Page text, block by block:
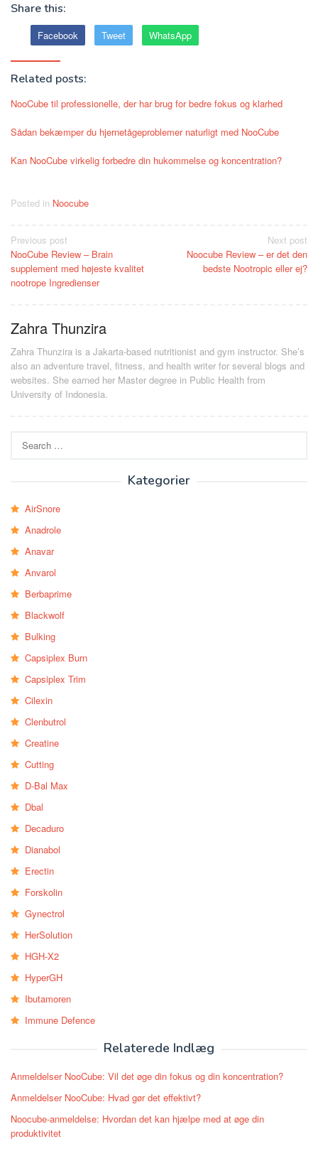
Share this:
Facebook Tweet WhatsApp
Related posts:
NooCube til professionelle, der har brug for bedre fokus og klarhed
Sådan bekæmper du hjernetågeproblemer naturligt med NooCube
Kan NooCube virkelig forbedre din hukommelse og koncentration?
Posted in Noocube
Post
navigation
Previous post
NooCube Review – Brain
supplement med højeste kvalitet
nootrope Ingredienser
Next post
Noocube Review – er det den
bedste Nootropic eller ej?
Zahra Thunzira
Zahra Thunzira is a Jakarta-based nutritionist and gym instructor. She’s
also an adventure travel, fitness, and health writer for several blogs and
websites. She earned her Master degree in Public Health from
University of Indonesia.
for:
Kategorier
AirSnore
Anadrole
Anavar
Anvarol
Berbaprime
Blackwolf
Bulking
Capsiplex Burn
Capsiplex Trim
Cilexin
Clenbutrol
Creatine
Cutting
D-Bal Max
Dbal
Decaduro
Dianabol
Erectin
Forskolin
Gynectrol
HerSolution
HGH-X2
HyperGH
Ibutamoren
Immune Defence
Relaterede Indlæg
Anmeldelser NooCube: Vil det øge din fokus og din koncentration?
Anmeldelser NooCube: Hvad gør det effektivt?
Noocube-anmeldelse: Hvordan det kan hjælpe med at øge din
produktivitet